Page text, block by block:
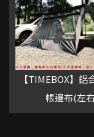
【TIMEBOX】鋁
帳邊布(左